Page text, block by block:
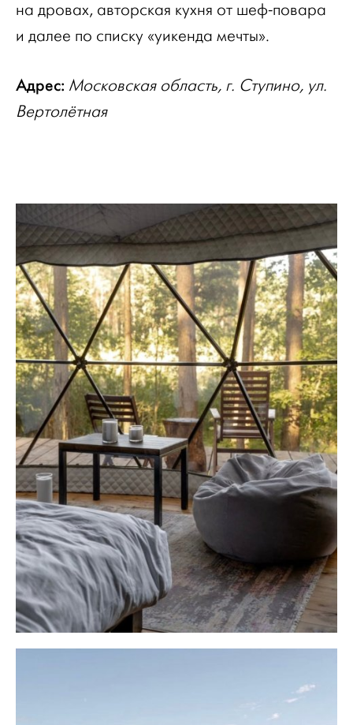
на дровах, авторская кухня от шеф-повара
и далее по списку «уикенда мечты».
Адрес: Московская область, г. Ступино, ул.
Вертолётная